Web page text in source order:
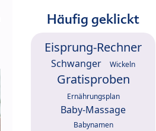
Häufig geklickt
Eisprung-Rechner
Schwanger Wickeln
Gratisproben
Ernährungsplan
Baby-Massage
Babynamen